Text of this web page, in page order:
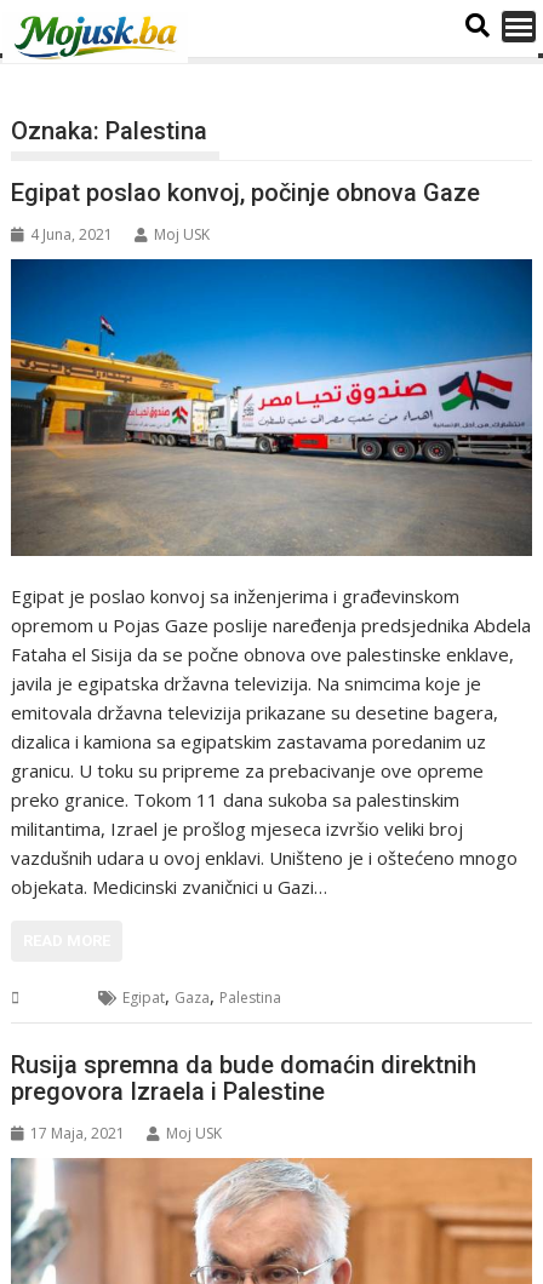
Oznaka: Palestina
Egipat poslao konvoj, počinje obnova Gaze
4 Juna, 2021 Moj USK
Egipat je poslao konvoj sa inženjerima i građevinskom
opremom u Pojas Gaze poslije naređenja predsjednika Abdela
Fataha el Sisija da se počne obnova ove palestinske enklave,
javila je egipatska državna televizija. Na snimcima koje je
emitovala državna televizija prikazane su desetine bagera,
dizalica i kamiona sa egipatskim zastavama poredanim uz
granicu. U toku su pripreme za prebacivanje ove opreme
preko granice. Tokom 11 dana sukoba sa palestinskim
militantima, Izrael je prošlog mjeseca izvršio veliki broj
vazdušnih udara u ovoj enklavi. Uništeno je i oštećeno mnogo
objekata. Medicinski zvaničnici u Gazi…
Egipat, Gaza, Palestina
Rusija spremna da bude domaćin direktnih
pregovora Izraela i Palestine
17 Maja, 2021 Moj USK